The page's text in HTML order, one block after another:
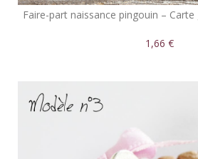
Faire-part naissance pingouin –
1,66 €